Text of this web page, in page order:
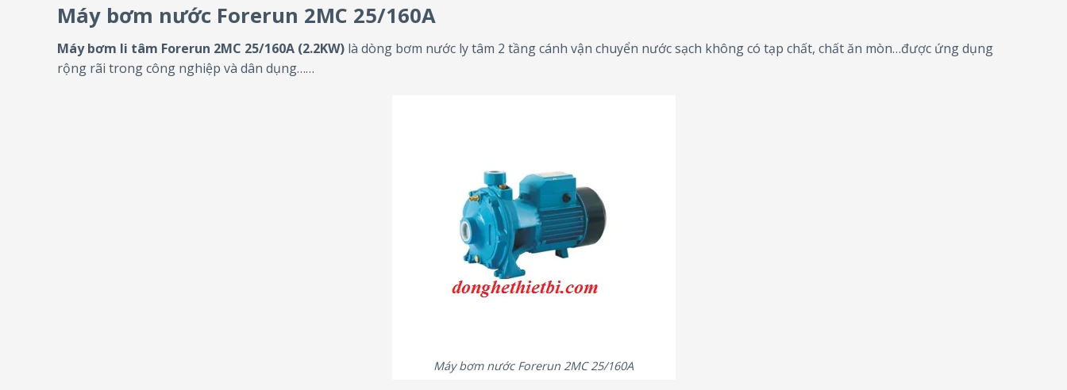
Máy bơm nước Forerun 2MC 25/160A
Máy bơm li tâm Forerun 2MC 25/160A (2.2KW) là dòng bơm nước ly tâm 2 tầng cánh vận chuyển nước sạch không có tạp chất, chất ăn mòn…được ứng dụng
rộng rãi trong công nghiệp và dân dụng……
Máy bơm nước Forerun 2MC 25/160A